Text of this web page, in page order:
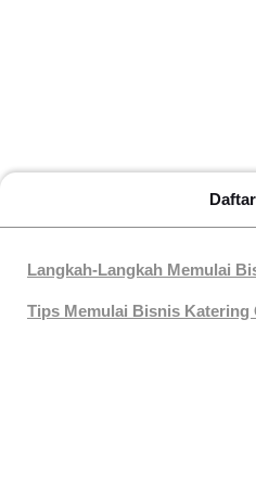
Langkah-Langkah Memulai
Tips Memulai Bisnis Katering